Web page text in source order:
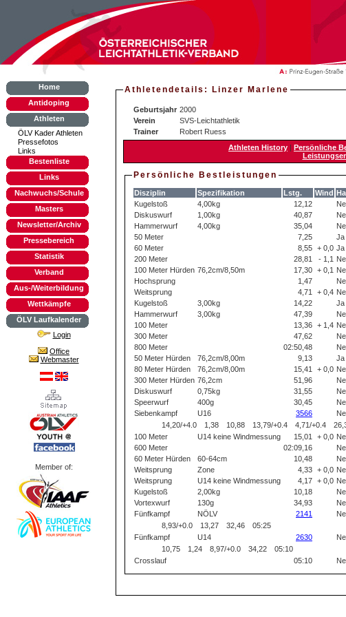
Home
Antidoping
Athleten
ÖLV Kader Athleten
Pressefotos
Links
Bestenliste
Links
Nachwuchs/Schule
Masters
Newsletter/Archiv
Pressebereich
Statistik
Verband
Aus-/Weiterbildung
Wettkämpfe
ÖLV Laufkalender
Login
Office
Webmaster
Member of:
Athletendetails: Linzer Marlene
Geburtsjahr 2000
Verein
SVS-Leichtathletik
Trainer
Robert Ruess
Athleten History | Persönliche
Persönliche Bestleistungen
Disziplin Spezifikation Lstg. Wind
Kugelstoß
4,00kg 12,12
Diskuswurf
1,00kg 40,87
Hammerwurf
4,00kg 35,04
50 Meter
7,25 Ja
60 Meter
8,55 + 0,0 Ja
200 Meter
28,81 - 1,1
100 Meter Hürden 76,2cm/8,50m 17,30 + 0,1
Hochsprung
1,47
Weitsprung
4,71 + 0,4
Kugelstoß
3,00kg 14,22 Ja
Hammerwurf
3,00kg 47,39
100 Meter
13,36 + 1,4
300 Meter
47,62
800 Meter
02:50,48
50 Meter Hürden
76,2cm/8,00m 9,13 Ja
80 Meter Hürden
76,2cm/8,00m 15,41 + 0,0
300 Meter Hürden 76,2cm 51,96
Diskuswurf
0,75kg 31,55
Speerwurf
400g 30,45
Siebenkampf
U16 3566
14,20/+4.0
1,38 10,88 13,79/+0.4 4,71/+0.4
100 Meter
U14 keine Windmessung 15,01 + 0,0
600 Meter
02:09,16
60 Meter Hürden
60-64cm 10,48
Weitsprung
Zone 4,33 + 0,0
Weitsprung
U14 keine Windmessung 4,17 + 0,0
Kugelstoß
2,00kg 10,18
Vortexwurf
130g 34,93
Fünfkampf
NÖLV 2141
8,93/+0.0
13,27 32,46
05:25
Fünfkampf
U14 2630
10,75
1,24 8,97/+0.0 34,22
05:10
Crosslauf
05:10